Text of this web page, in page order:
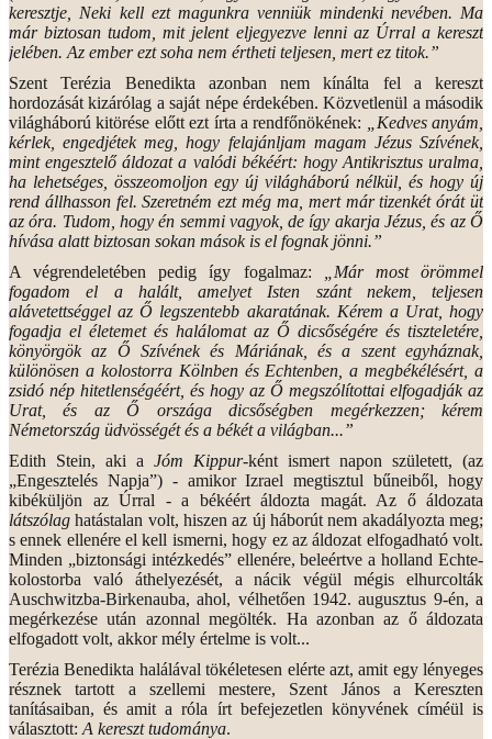
keresztje, Neki kell ezt magunkra venniük mindenki nevében. Ma
már biztosan tudom, mit jelent eljegyezve lenni az Úrral a kereszt
jelében. Az ember ezt soha nem értheti teljesen, mert ez titok.”
Szent Terézia Benedikta azonban nem kínálta fel a kereszt
hordozását kizárólag a saját népe érdekében. Közvetlenül a második
világháború kitörése előtt ezt írta a rendfőnökének:
„Kedves anyám,
kérlek, engedjétek meg, hogy felajánljam magam Jézus Szívének,
mint engesztelő áldozat a valódi békéért: hogy Antikrisztus uralma,
ha lehetséges, összeomoljon egy új világháború nélkül, és hogy új
rend állhasson fel. Szeretném ezt még ma, mert már tizenkét órát üt
az óra. Tudom, hogy én semmi vagyok, de így akarja Jézus, és az Ő
hívása alatt biztosan sokan mások is el fognak jönni.”
A végrendeletében pedig így fogalmaz:
„Már most örömmel
fogadom el a halált, amelyet Isten szánt nekem, teljesen
alávetettséggel az Ő legszentebb akaratának. Kérem a Urat, hogy
fogadja el életemet és halálomat az Ő dicsőségére és tiszteletére,
könyörgök az Ő Szívének és Máriának, és a szent egyháznak,
különösen a kolostorra Kölnben és Echtenben, a megbékélésért, a
zsidó nép hitetlenségéért, és hogy az Ő megszólítottai elfogadják az
Urat, és az Ő országa dicsőségben megérkezzen; kérem
Németország üdvösségét és a békét a világban...”
Edith Stein, aki a Jóm Kippur-ként ismert napon született, (az
„Engesztelés Napja”) - amikor Izrael megtisztul bűneiből, hogy
kibéküljön az Úrral - a békéért áldozta magát. Az ő áldozata
látszólag hatástalan volt, hiszen az új háborút nem akadályozta meg;
s ennek ellenére el kell ismerni, hogy ez az áldozat elfogadható volt.
Minden „biztonsági intézkedés” ellenére, beleértve a holland Echte-
kolostorba való áthelyezését, a nácik végül mégis elhurcolták
Auschwitzba-Birkenauba, ahol, vélhetően 1942. augusztus 9-én, a
megérkezése után azonnal megölték. Ha azonban az ő áldozata
elfogadott volt, akkor mély értelme is volt...
Terézia Benedikta halálával tökéletesen elérte azt, amit egy lényeges
résznek tartott a szellemi mestere, Szent János a Kereszten
tanításaiban, és amit a róla írt befejezetlen könyvének címéül is
választott: A kereszt tudománya.